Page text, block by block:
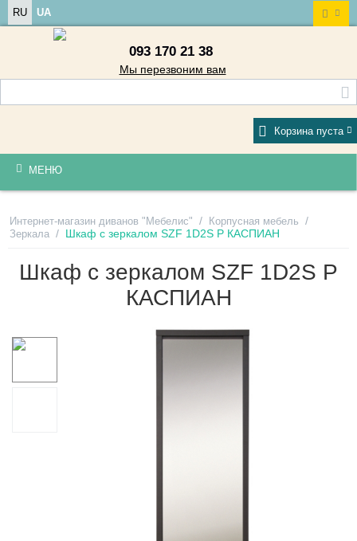
RU UA
093 170 21 38
Мы перезвоним вам
Корзина пуста
МЕНЮ
Интернет-магазин диванов "Мебелис" / Корпусная мебель /
Зеркала / Шкаф с зеркалом SZF 1D2S P КАСПИАН
Шкаф с зеркалом SZF 1D2S P
КАСПИАН